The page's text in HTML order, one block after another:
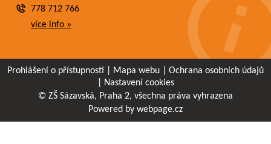
778 712 766
více info »
Prohlášení o přístupnosti Mapa webu
Ochrana osobních údajů
Nastavení cookies
© ZŠ Sázavská, Praha 2, všechna práva vyhrazena
Powered by webpage.cz